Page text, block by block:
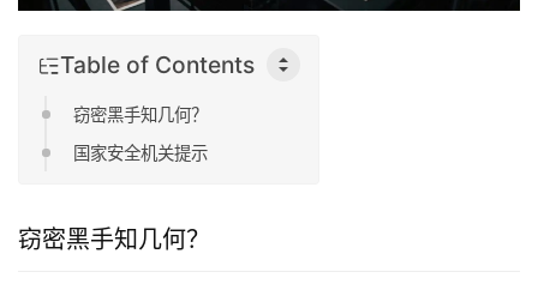
Table of Contents
窃密黑手知几何？
国家安全机关提示
窃密黑手知几何？